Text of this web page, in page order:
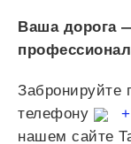
Ваша дорога
Забронируйте
телефону
нашем сайте